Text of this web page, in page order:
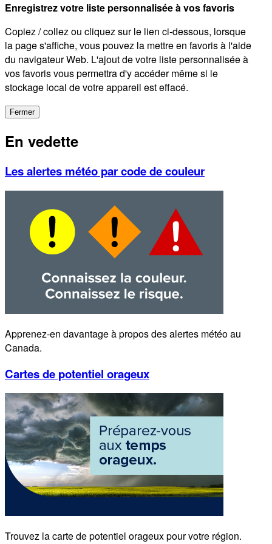
Enregistrez votre liste personnalisée à vos favoris
Copiez / collez ou cliquez sur le lien ci-dessous, lorsque
la page s'affiche, vous pouvez la mettre en favoris à l'aide
du navigateur Web. L'ajout de votre liste personnalisée à
vos favoris vous permettra d'y accéder même si le
stockage local de votre appareil est effacé.
Fermer
En vedette
Les alertes météo par code de couleur
Apprenez-en davantage à propos des alertes météo au
Canada.
Cartes de potentiel orageux
Trouvez la carte de potentiel orageux pour votre région.